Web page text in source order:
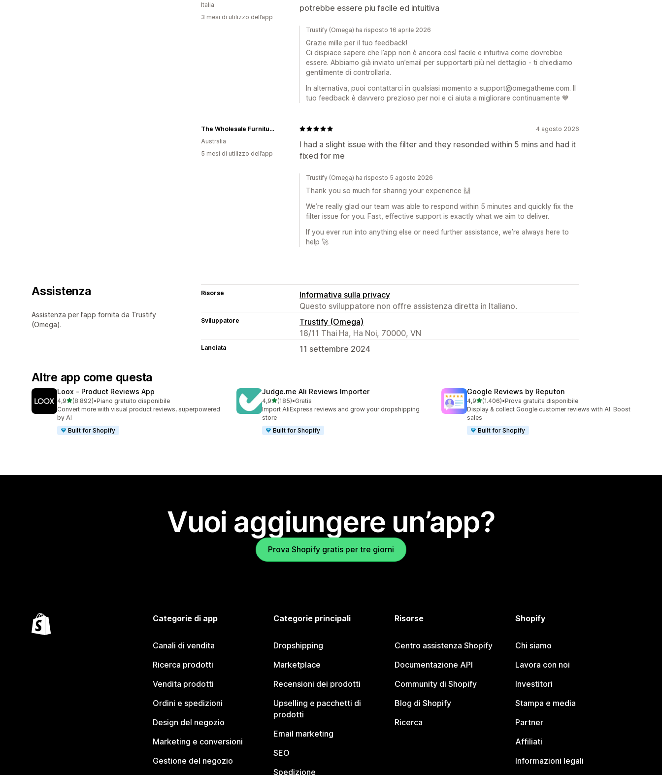
potrebbe essere piu facile ed intuitiva
Italia
3 mesi di utilizzo dell’app
Trustify (Omega) ha risposto 16 aprile 2026
Grazie mille per il tuo feedback!
Ci dispiace sapere che l’app non è ancora così facile e intuitiva come dovrebbe
essere. Abbiamo già inviato un’email per supportarti più nel dettaglio - ti chiediamo
gentilmente di controllarla.
In alternativa, puoi contattarci in qualsiasi momento a support@omegatheme.com. Il
tuo feedback è davvero prezioso per noi e ci aiuta a migliorare continuamente 💙
4 agosto 2026
I had a slight issue with the filter and they resonded within 5 mins and had it
fixed for me
The Wholesale Furniture Co.
Australia
5 mesi di utilizzo dell’app
Trustify (Omega) ha risposto 5 agosto 2026
Thank you so much for sharing your experience 🙌
We’re really glad our team was able to respond within 5 minutes and quickly fix the
filter issue for you. Fast, effective support is exactly what we aim to deliver.
If you ever run into anything else or need further assistance, we’re always here to
help 🚀
Assistenza
Assistenza per l’app fornita da Trustify
(Omega).
Risorse
Informativa sulla privacy
Questo sviluppatore non offre assistenza diretta in Italiano.
Sviluppatore
Trustify (Omega)
18/11 Thai Ha, Ha Noi, 70000, VN
Lanciata 11 settembre 2024
Altre app come questa
Loox ‑ Product Reviews App
4,9stelle su 5
(8.892)
8892 recensioni totali
•Piano gratuito disponibile
Convert more with visual product reviews, superpowered
by AI
Built for Shopify
Judge.me Ali Reviews Importer
4,9stelle su 5
(185)
185 recensioni totali
•Gratis
Import AliExpress reviews and grow your dropshipping
store
Built for Shopify
Google Reviews by Reputon
4,9stelle su 5
(1.406)
1406 recensioni totali
•Prova gratuita disponibile
Display & collect Google customer reviews with AI. Boost
sales
Built for Shopify
Vuoi aggiungere un’app?
Prova Shopify gratis per tre giorni
Categorie di app
Canali di vendita
Ricerca prodotti
Vendita prodotti
Ordini e spedizioni
Design del negozio
Marketing e conversioni
Gestione del negozio
Categorie principali
Dropshipping
Marketplace
Recensioni dei prodotti
Upselling e pacchetti di
prodotti
Email marketing
SEO
Spedizione
Risorse
Centro assistenza Shopify
Documentazione API
Community di Shopify
Blog di Shopify
Ricerca
Shopify
Chi siamo
Lavora con noi
Investitori
Stampa e media
Partner
Affiliati
Informazioni legali